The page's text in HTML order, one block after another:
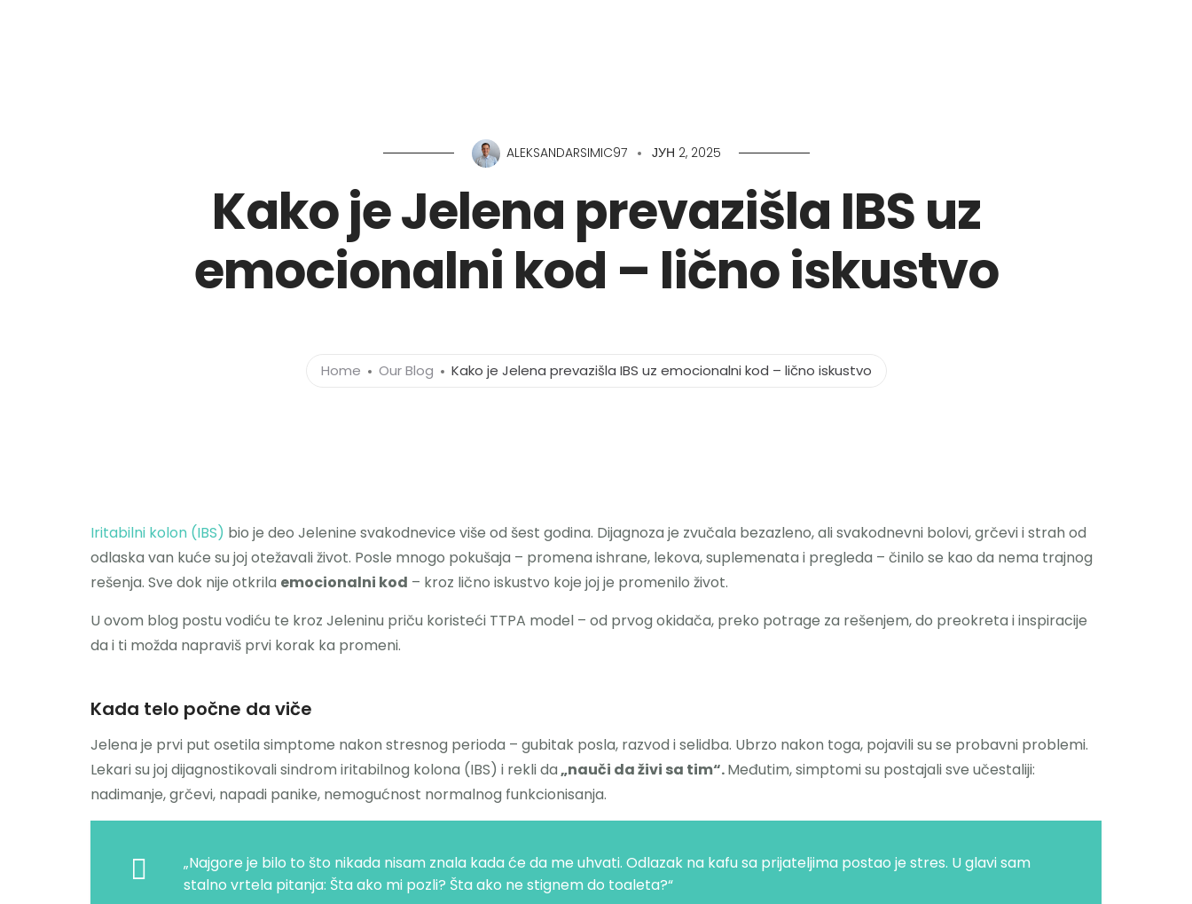
ALEKSANDARSIMIC97 ЈУН 2, 2025
Kako je Jelena prevazišla IBS uz
emocionalni kod – lično iskustvo
Home Our Blog Kako je Jelena prevazišla IBS uz emocionalni kod – lično iskustvo
Iritabilni kolon (IBS) bio je deo Jelenine svakodnevice više od šest godina. Dijagnoza je zvučala bezazleno, ali svakodnevni bolovi, grčevi i strah od
odlaska van kuće su joj otežavali život. Posle mnogo pokušaja – promena ishrane, lekova, suplemenata i pregleda – činilo se kao da nema trajnog
rešenja. Sve dok nije otkrila emocionalni kod – kroz lično iskustvo koje joj je promenilo život.
U ovom blog postu vodiću te kroz Jeleninu priču koristeći TTPA model – od prvog okidača, preko potrage za rešenjem, do preokreta i inspiracije
da i ti možda napraviš prvi korak ka promeni.
Kada telo počne da viče
Jelena je prvi put osetila simptome nakon stresnog perioda – gubitak posla, razvod i selidba. Ubrzo nakon toga, pojavili su se probavni problemi.
Lekari su joj dijagnostikovali sindrom iritabilnog kolona (IBS) i rekli da„nauči da živi sa tim“.Međutim, simptomi su postajali sve učestaliji:
nadimanje, grčevi, napadi panike, nemogućnost normalnog funkcionisanja.
„Najgore je bilo to što nikada nisam znala kada će da me uhvati. Odlazak na kafu sa prijateljima postao je stres. U glavi sam
stalno vrtela pitanja: Šta ako mi pozli? Šta ako ne stignem do toaleta?“